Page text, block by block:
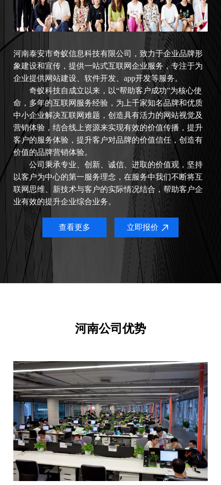
河南泰安市奇蚁信息科技有限公司，致力于企业品牌形
象建设和宣传，提供一站式互联网企业服务，专注于为
企业提供网站建设、软件开发、app开发等服务。
奇蚁科技自成立以来，以“帮助客户成功”为核心使
命，多年的互联网服务经验，为上千家知名品牌和优质
中小企业解决互联网难题，创造具有活力的网站视觉及
营销体验，结合线上资源来实现有效的价值传播，提升
客户的服务体验，提升客户对品牌的价值信任，创造有
价值的品牌营销体验。
公司秉承专业、创新、诚信、进取的价值观，坚持
以客户为中心的第一服务理念，在服务中我们不断将互
联网思维、新技术与客户的实际情况结合，帮助客户企
业有效的提升企业综合业务。
查看更多 立即报价
河南公司优势